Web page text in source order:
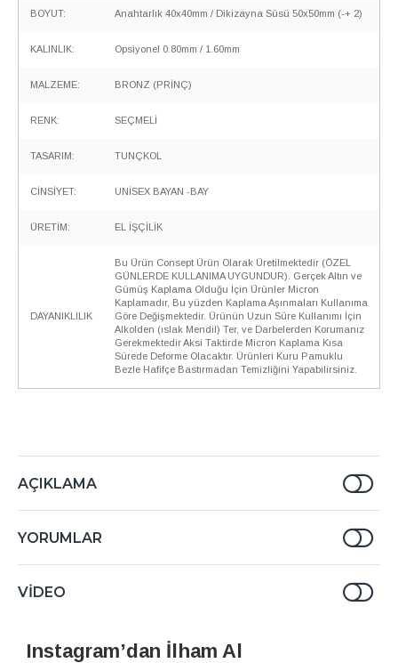
BOYUT: Anahtarlık 40x40mm / Dikizayna Süsü 50x50mm (-+ 2)
KALINLIK: Opsiyonel 0.80mm / 1.60mm
MALZEME: BRONZ (PRİNÇ)
RENK: SEÇMELİ
TASARIM: TUNÇKOL
CİNSİYET: UNİSEX BAYAN -BAY
ÜRETİM: EL İŞÇİLİK
DAYANIKLILIK
Bu Ürün Consept Ürün Olarak Üretilmektedir (ÖZEL
GÜNLERDE KULLANIMA UYGUNDUR). Gerçek Altın ve
Gümüş Kaplama Olduğu İçin Ürünler Micron
Kaplamadır, Bu yüzden Kaplama Aşınmaları Kullanıma
Göre Değişmektedir. Ürünün Uzun Süre Kullanımı İçin
Alkolden (ıslak Mendil) Ter, ve Darbelerden Korumanız
Gerekmektedir Aksi Taktirde Micron Kaplama Kısa
Sürede Deforme Olacaktır. Ürünleri Kuru Pamuklu
Bezle Hafifçe Bastırmadan Temizliğini Yapabilirsiniz.
AÇIKLAMA
YORUMLAR
VIDEO
Instagram’dan İlham Al